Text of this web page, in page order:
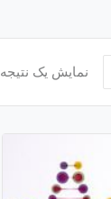
نمایش یک نتیجه